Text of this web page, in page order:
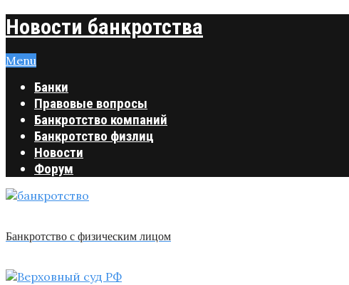
Новости банкротства
Menu
Банки
Правовые вопросы
Банкротство компаний
Банкротство физлиц
Новости
Форум
Банкротство с физическим лицом